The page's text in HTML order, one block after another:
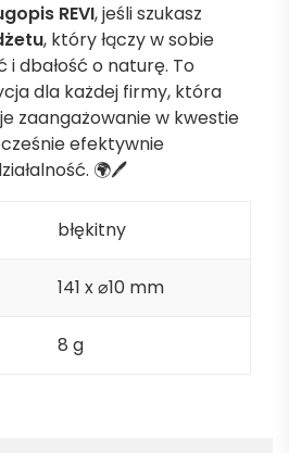
REVI, jeśli szukasz
, który łączy w sobie
dbałość o naturę. To
dla każdej firmy, która
zaangażowanie w kwestie
efektywnie
🌍🖊️
błękitny
141 x ⌀10 mm
8 g